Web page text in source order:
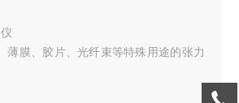
薄膜、胶片、光纤束等特殊用途的张力